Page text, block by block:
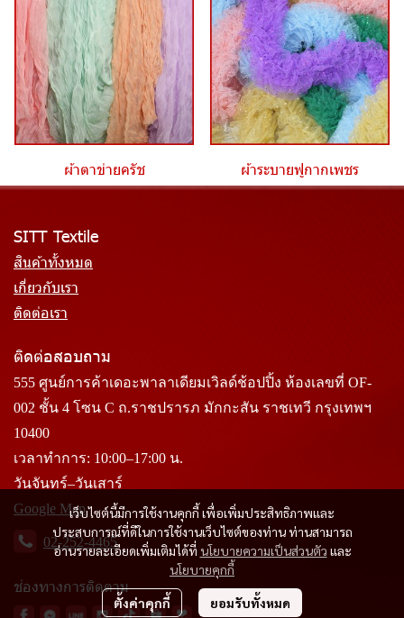
ผ้าตาข่ายครัช ผ้าระบายฟูกากเพชร
เว็บไซต์นี้มีการใช้งานคุกกี้ เพื่อเพิ่มประสิทธิภาพและ
ประสบการณ์ที่ดีในการใช้งานเว็บไซต์ของท่าน ท่านสามารถ
อ่านรายละเอียดเพิ่มเติมได้ที่ นโยบายความเป็นส่วนตัว และ
นโยบายคุกกี้
ตั้งค่าคุกกี้ ยอมรับทั้งหมด
SITT Textile
สินค้าทั้งหมด
เกี่ยวกับเรา
ติดต่อเรา
ติดต่อสอบถาม
555 ศูนย์การค้าเดอะพาลาเดียมเวิลด์ช้อปปิ้ง ห้องเลขที่ OF-
002 ชั้น 4 โซน C ถ.ราชปรารภ มักกะสัน ราชเทวี กรุงเทพฯ
10400
เวลาทำการ: 10:00–17:00 น.
วันจันทร์–วันเสาร์
Google Map
02-252-4465
ช่องทางการติดตาม